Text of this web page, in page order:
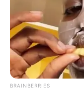
Mysterious
BRAINBERRIES
BRAINBERRIES